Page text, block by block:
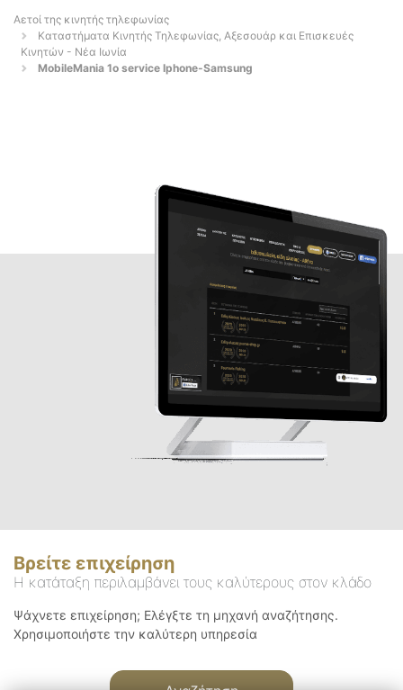
Αετοί της κινητής τηλεφωνίας
Καταστήματα Κινητής Τηλεφωνίας, Αξεσουάρ και Επισκευές
Κινητών - Νέα Ιωνία
MobileMania 1o service Iphone-Samsung
Βρείτε επιχείρηση
Η κατάταξη περιλαμβάνει τους καλύτερους στον κλάδο
Ψάχνετε επιχείρηση; Ελέγξτε τη μηχανή αναζήτησης.
Χρησιμοποιήστε την καλύτερη υπηρεσία